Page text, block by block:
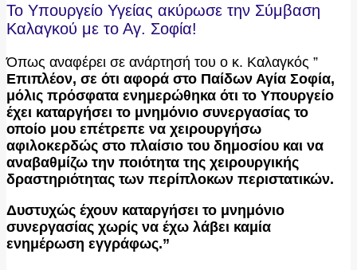
Το Υπουργείο Υγείας ακύρωσε την Σύμβαση
Καλαγκού με το Αγ. Σοφία!
Όπως αναφέρει σε ανάρτησή του ο κ. Καλαγκός ”
Επιπλέον, σε ότι αφορά στο Παίδων Αγία Σοφία,
μόλις πρόσφατα ενημερώθηκα ότι το Υπουργείο
έχει καταργήσει το μνημόνιο συνεργασίας το
οποίο μου επέτρεπε να χειρουργήσω
αφιλοκερδώς στο πλαίσιο του δημοσίου και να
αναβαθμίζω την ποιότητα της χειρουργικής
δραστηριότητας των περίπλοκων περιστατικών.
Δυστυχώς έχουν καταργήσει το μνημόνιο
συνεργασίας χωρίς να έχω λάβει καμία
ενημέρωση εγγράφως.”